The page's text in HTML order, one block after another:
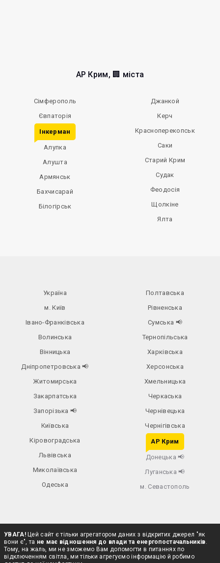
АР Крим, 🏢 міста
Сімферополь
Євпаторія
Інкерман
Алупка
Алушта
Армянськ
Бахчисарай
Білогірськ
Джанкой
Керч
Красноперекопськ
Саки
Старий Крим
Судак
Феодосія
Щолкіне
Ялта
Україна
м. Київ
Івано-Франківська
Волинська
Вінницька
Дніпропетровська📢
Житомирська
Закарпатська
Запорізька 📢
Київська
Кіровоградська
Львівська
Миколаївська
Одеська
Полтавська
Рівненська
Сумська 📢
Тернопільська
Харківська
Херсонська
Хмельницька
Черкаська
Чернівецька
Чернігівська
АР Крим
Донецька 📢
Луганська 📢
м. Севастополь
УВАГА!Цей сайт є тільки агрегатором даних з відкритих джерел "як
вони є", та не має відношення до влади та енергопостачальників.
Тому, на жаль, ми не зможемо Вам допомогти в питаннях по
відключенням світла, ми тільки агрегуємо інформацію й робимо